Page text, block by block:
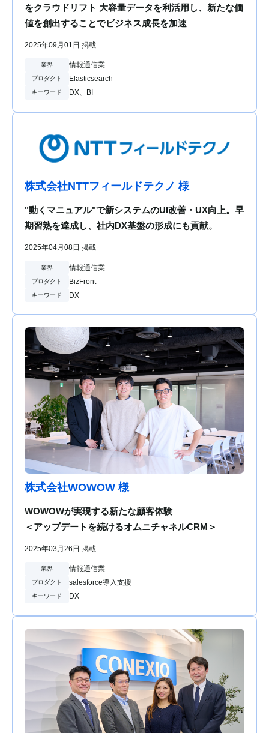
をクラウドリフト 大容量データを利活用し、新たな価
値を創出することでビジネス成長を加速
2025年09月01日 掲載
業界 情報通信業
プロダクト Elasticsearch
キーワード DX、BI
株式会社NTTフィールドテクノ 様
"動くマニュアル"で新システムのUI改善・UX向上。早
期習熟を達成し、社内DX基盤の形成にも貢献。
2025年04月08日 掲載
業界 情報通信業
プロダクト BizFront
キーワード DX
株式会社WOWOW 様
WOWOWが実現する新たな顧客体験
＜アップデートを続けるオムニチャネルCRM＞
2025年03月26日 掲載
業界 情報通信業
プロダクト salesforce導入支援
キーワード DX